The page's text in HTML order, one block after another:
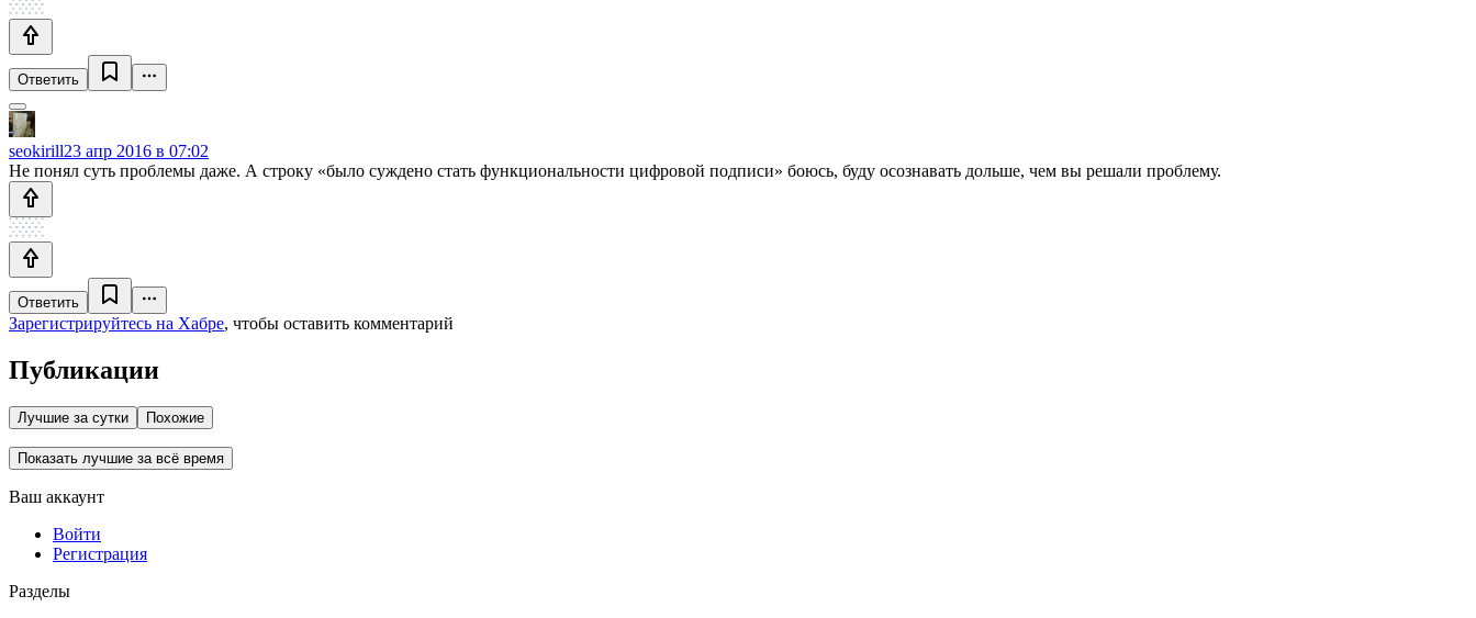
Ответить
seokirill23 апр 2016 в 07:02
Не понял суть проблемы даже. А строку «было суждено стать функциональности цифровой подписи» боюсь, буду осознавать дольше, чем вы решали проблему.
Ответить
Зарегистрируйтесь на Хабре, чтобы оставить комментарий
Публикации
Лучшие за сутки Похожие
Показать лучшие за всё время
Ваш аккаунт
Войти
Регистрация
Разделы